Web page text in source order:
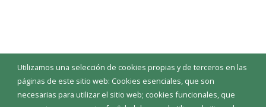
Utilizamos una selección de cookies propias y de terceros en las
páginas de este sitio web: Cookies esenciales, que son
necesarias para utilizar el sitio web; cookies funcionales, que